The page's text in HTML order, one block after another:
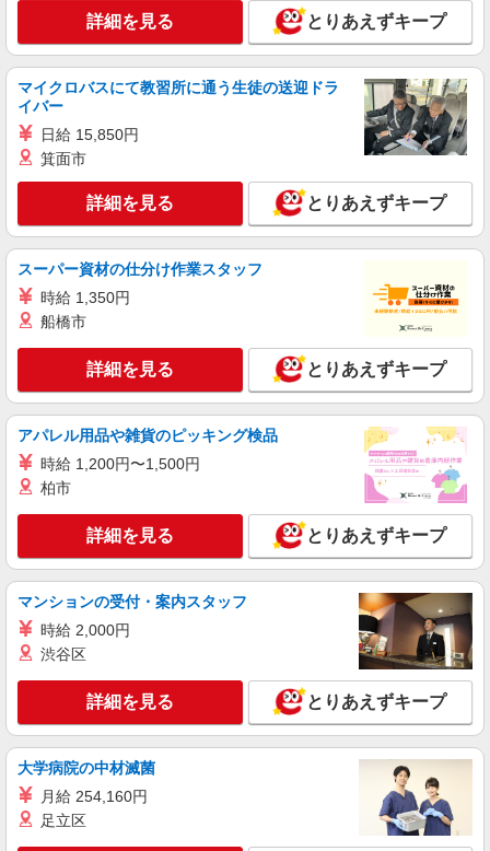
71
東京都台東区
キープ 詳細を見る
正社員
株式会社トーカンオリエンス
設備管理員
月給280,000円〜350,000円 ※資格・経験・能
力による 試用期間：3カ月 本採用と同条件での雇
用
東京都台東区上野公園
詳細を見る
マンションの清掃管理人
時給1,400円
東京都台東区北上野1丁目
キープ 詳細を見る
アルバイト パート
オフィスビル清掃員
時給1400円 （月収例）95,400円 ※時給1,400
円、実働3h、22日勤務、皆勤手当含む場合 （年収
例※前年度実績）1,274,800円 ※月収95,400円
（月収例参照）＋賞与65,000円×年2回
キープ 詳細を見る
正社員
株式会社アイザワビルサービス
詳細を見る とりあえずキープ
マイクロバスにて教習所に通う生徒の送迎ドラ
イバー
日給 15,850円
箕面市
詳細を見る とりあえずキープ
スーパー資材の仕分け作業スタッフ
時給 1,350円
船橋市
詳細を見る とりあえずキープ
アパレル用品や雑貨のピッキング検品
時給 1,200円〜1,500円
柏市
詳細を見る とりあえずキープ
マンションの受付・案内スタッフ
時給 2,000円
渋谷区
詳細を見る とりあえずキープ
大学病院の中材滅菌
月給 254,160円
足立区